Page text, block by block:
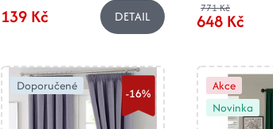
139 Kč DETAIL 771 Kč
648 Kč
Doporučené
-16%
Akce
Novinka